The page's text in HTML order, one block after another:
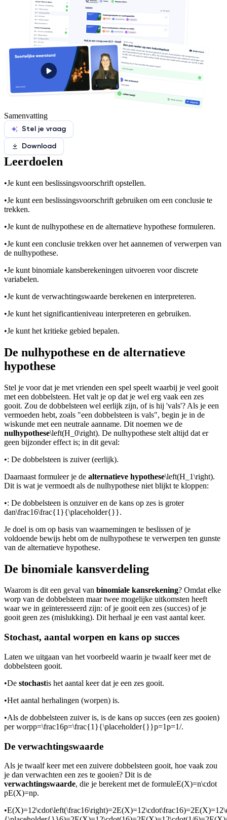
Samenvatting
Stel je vraag
Download
Leerdoelen
•Je kunt een beslissingsvoorschrift opstellen.
•Je kunt een beslissingsvoorschrift gebruiken om een conclusie te
trekken.
•Je kunt de nulhypothese en de alternatieve hypothese formuleren.
•Je kunt een conclusie trekken over het aannemen of verwerpen van
de nulhypothese.
•Je kunt binomiale kansberekeningen uitvoeren voor discrete
variabelen.
•Je kunt de verwachtingswaarde berekenen en interpreteren.
•Je kunt het significantieniveau interpreteren en gebruiken.
•Je kunt het kritieke gebied bepalen.
De nulhypothese en de alternatieve
hypothese
Stel je voor dat je met vrienden een spel speelt waarbij je veel gooit
met een dobbelsteen. Het valt je op dat je wel erg vaak een zes
gooit. Zou de dobbelsteen wel eerlijk zijn, of is hij 'vals'? Als je een
vermoeden hebt, zoals "een dobbelsteen is vals", begin je in de
wiskunde met een neutrale aanname. Dit noemen we de
nulhypothese\left(H_0\right). De nulhypothese stelt altijd dat er
geen bijzonder effect is; in dit geval:
•: De dobbelsteen is zuiver (eerlijk).
Daarnaast formuleer je de alternatieve hypothese\left(H_1\right).
Dit is wat je vermoedt als de nulhypothese niet blijkt te kloppen:
•: De dobbelsteen is onzuiver en de kans op zes is groter
dan\frac16\frac{1}{\placeholder{}}.
Je doel is om op basis van waarnemingen te beslissen of je
voldoende bewijs hebt om de nulhypothese te verwerpen ten gunste
van de alternatieve hypothese.
De binomiale kansverdeling
Waarom is dit een geval van binomiale kansrekening? Omdat elke
worp van de dobbelsteen maar twee mogelijke uitkomsten heeft
waar we in geïnteresseerd zijn: of je gooit een zes (succes) of je
gooit geen zes (mislukking). Dit herhaal je een vast aantal keer.
Stochast, aantal worpen en kans op succes
Laten we uitgaan van het voorbeeld waarin je twaalf keer met de
dobbelsteen gooit.
•De stochastis het aantal keer dat je een zes gooit.
•Het aantal herhalingen (worpen) is.
•Als de dobbelsteen zuiver is, is de kans op succes (een zes gooien)
per worpp=\frac16p=\frac{1}{\placeholder{}}p=1p=1/.
De verwachtingswaarde
Als je twaalf keer met een zuivere dobbelsteen gooit, hoe vaak zou
je dan verwachten een zes te gooien? Dit is de
verwachtingswaarde, die je berekent met de formuleE(X)=n\cdot
pE(X)=np.
•